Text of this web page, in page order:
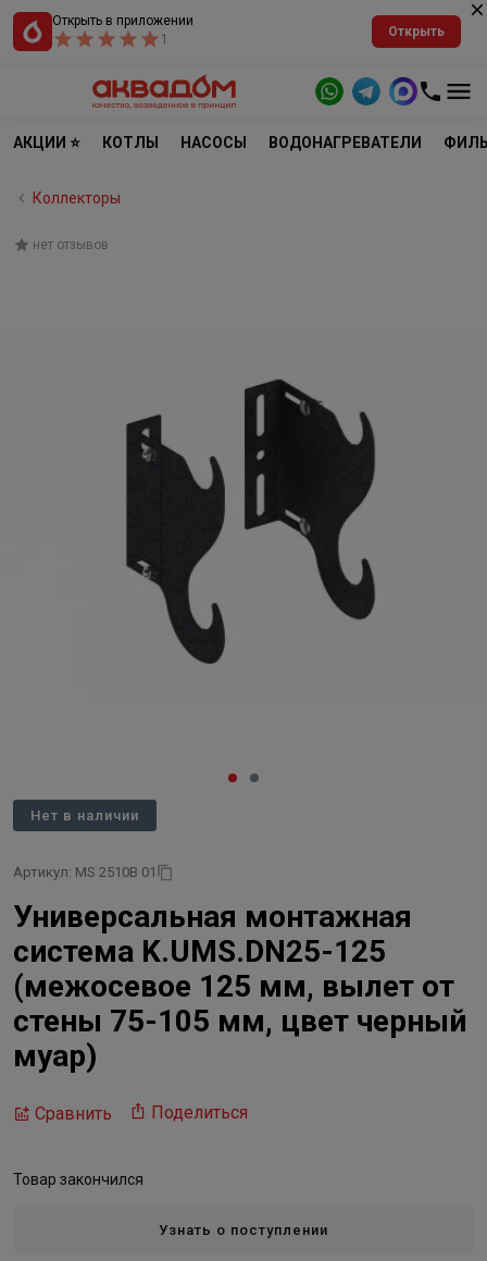
Открыть в приложении
1
Открыть
АКЦИИ ⭐ КОТЛЫ НАСОСЫ ВОДОНАГРЕВАТЕЛИ
Коллекторы
нет отзывов
Нет в наличии
Артикул: MS 2510B 01
Универсальная монтажная
система K.UMS.DN25-125
(межосевое 125 мм, вылет от
стены 75-105 мм, цвет черный
муар)
Сравнить Поделиться
Товар закончился
Узнать о поступлении